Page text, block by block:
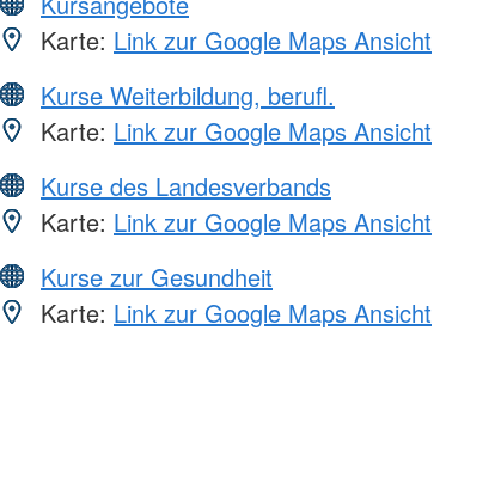
Karte: Link zur Google Maps Ansicht
Kurse Weiterbildung, berufl.
Karte: Link zur Google Maps Ansicht
Kurse des Landesverbands
Karte: Link zur Google Maps Ansicht
Kurse zur Gesundheit
Karte: Link zur Google Maps Ansicht